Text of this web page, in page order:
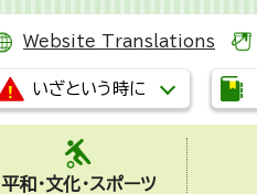
Website Translations
いざという時に
平和・文化・スポーツ